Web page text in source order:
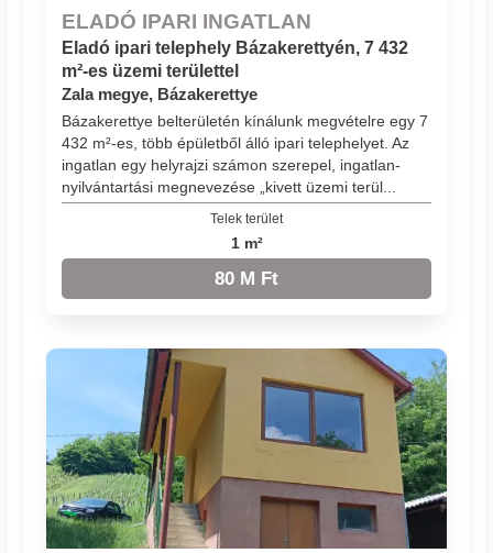
ELADÓ IPARI INGATLAN
Eladó ipari telephely Bázakerettyén, 7 432
m²-es üzemi területtel
Zala megye, Bázakerettye
Bázakerettye belterületén kínálunk megvételre egy 7
432 m²-es, több épületből álló ipari telephelyet. Az
ingatlan egy helyrajzi számon szerepel, ingatlan-
nyilvántartási megnevezése „kivett üzemi terül...
Telek terület
1 m²
80 M Ft